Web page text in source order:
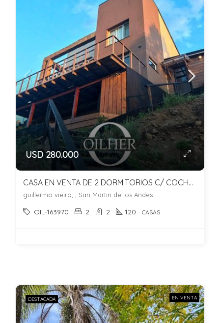
USD 280.000
CASA EN VENTA DE 2 DORMITORIOS C/ COCHERA EN SAN MARTIN DE LOS ANDES
guillermo vieiro, , San Martin de los Andes
OIL-163970 2 2 120 CASAS
DESTACADA EN VENTA